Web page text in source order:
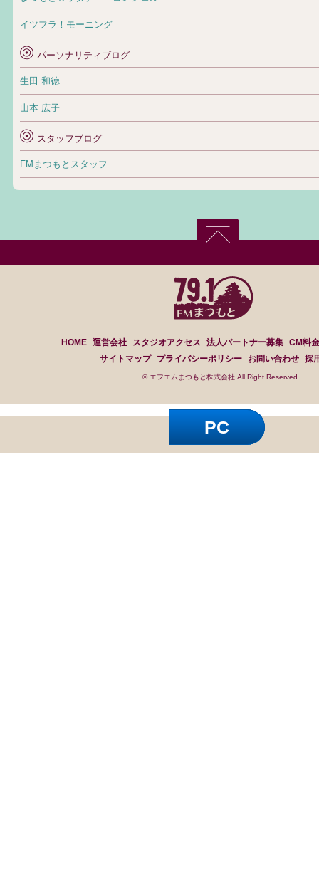
イツフラ！モーニング
パーソナリティブログ
生田 和徳
山本 広子
スタッフブログ
FMまつもとスタッフ
HOME 運営会社 スタジオアクセス 法人パートナー募集 CM料
サイトマップ
プライバシーポリシー お問い合わせ 採
© エフエムまつもと株式会社 All Right Reserved.
PC